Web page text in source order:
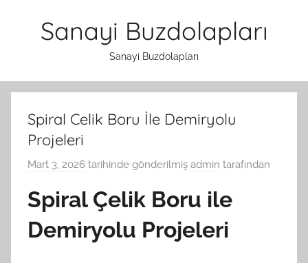
Sanayi Buzdolapları
Sanayi Buzdolapları
Spiral Celik Boru İle Demiryolu
Projeleri
Mart 3, 2026 tarihinde gönderilmiş admin tarafından
Spiral Çelik Boru ile
Demiryolu Projeleri